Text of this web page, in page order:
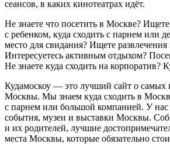
сеансов, в каких кинотеатрах идёт.
Не знаете что посетить в Москве? Ищете
с ребенком, куда сходить с парнем или
место для свидания? Ищете
Интересуетесь активным отдыхом?
Не знаете куда сходить на корпоратив?
Кудамоскоу — это лучший сайт о самых
Москвы. Мы знаем куда сходить в
с парнем или большой компанией. У нас
события, музеи и выставки Москвы.
и их родителей, лучшие
места Москвы, которые обязательно